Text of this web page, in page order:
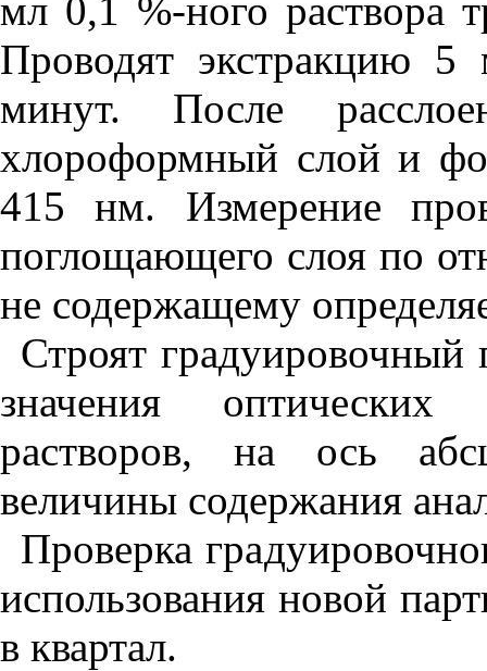
мл 0,1 %-ного раствора
Проводят экстракцию
минут. После
хлороформный слой и
415нм. Измерение
поглощающего слоя по
не содержащему
Строят градуировочный
значения оптических
растворов, на ось
величины содержания
Проверка град
использования новой
в квартал.